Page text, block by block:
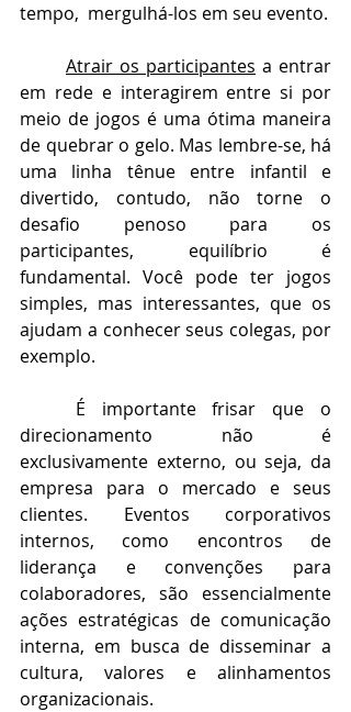
Atrair os participantes a entrar
em rede e interagirem entre si por
meio de jogos é uma ótima maneira
de quebrar o gelo. Mas lembre-se, há
uma linha tênue entre infantil e
divertido, contudo, não torne o
desafio penoso para os
participantes, equilíbrio é
fundamental. Você pode ter jogos
simples, mas interessantes, que os
ajudam a conhecer seus colegas, por
exemplo.
É importante frisar que o
direcionamento não é
exclusivamente externo, ou seja, da
empresa para o mercado e seus
clientes. Eventos corporativos
internos, como encontros de
liderança e convenções para
colaboradores, são essencialmente
ações estratégicas de comunicação
interna, em busca de disseminar a
cultura, valores e alinhamentos
organizacionais.